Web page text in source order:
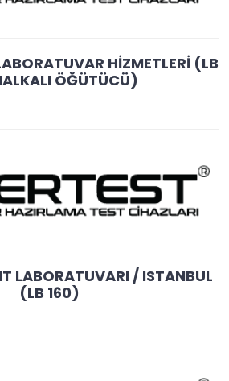
HİZMETLERİ (LB
ÖĞÜTÜCÜ)
LABORATUVARI / ISTANBUL
(LB 160)